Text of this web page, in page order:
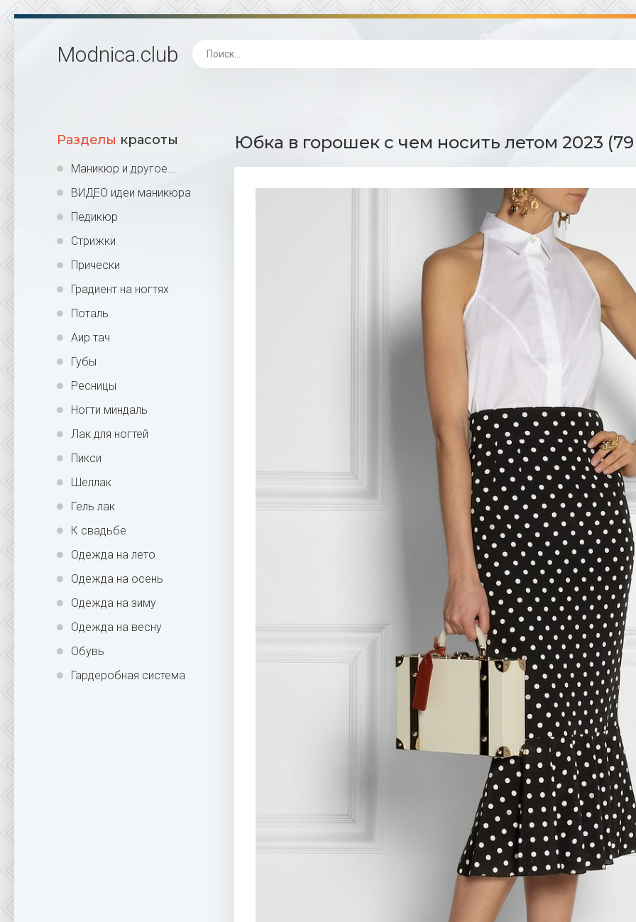
Modnica.club
Разделы красоты
Маникюр и другое...
ВИДЕО идеи маникюра
Педикюр
Стрижки
Прически
Градиент на ногтях
Поталь
Аир тач
Губы
Ресницы
Ногти миндаль
Лак для ногтей
Пикси
Шеллак
Гель лак
К свадьбе
Одежда на лето
Одежда на осень
Одежда на зиму
Одежда на весну
Обувь
Гардеробная система
Юбка в горошек с чем носить летом 2023